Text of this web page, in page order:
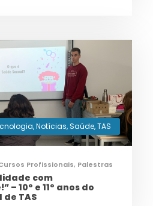
,Notícias,Saúde,TAS
Profissionais, Palestras
com
10º e 11º anos do
de TAS